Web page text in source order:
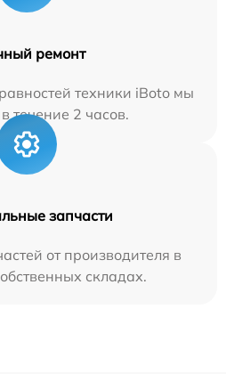
ремонт
техники iBoto мы
течение 2 часов.
запчасти
от производителя в
складах.